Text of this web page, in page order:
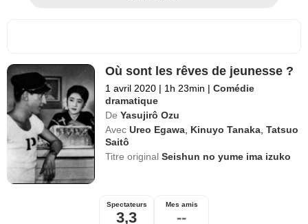
Où sont les rêves de jeunesse ?
1 avril 2020 | 1h 23min | Comédie
dramatique
De Yasujirô Ozu
Avec Ureo Egawa Kinuyo Tanaka ,Tatsuo
Saitô
Titre originalSeishun no yume ima izuko
Spectateurs
3,3
Mes amis
--